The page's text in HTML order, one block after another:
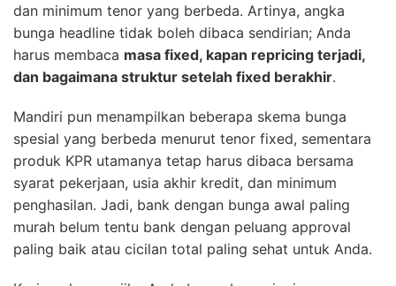
dan minimum tenor yang berbeda. Artinya, angka
bunga headline tidak boleh dibaca sendirian; Anda
harus membaca masa fixed, kapan repricing terjadi,
dan bagaimana struktur setelah fixed berakhir.
Mandiri pun menampilkan beberapa skema bunga
spesial yang berbeda menurut tenor fixed, sementara
produk KPR utamanya tetap harus dibaca bersama
syarat pekerjaan, usia akhir kredit, dan minimum
penghasilan. Jadi, bank dengan bunga awal paling
murah belum tentu bank dengan peluang approval
paling baik atau cicilan total paling sehat untuk Anda.